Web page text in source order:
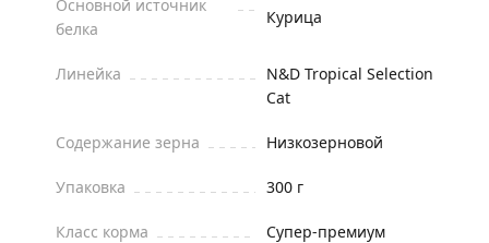
Основной источник
белка
Курица
Линейка
N&D Tropical Selection
Cat
Содержание зерна Низкозерновой
Упаковка 300 г
Класс корма Супер-премиум